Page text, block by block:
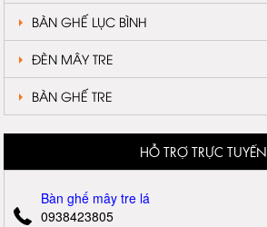
BÀN GHẾ LỤC BÌNH
ĐÈN MÂY TRE
BÀN GHẾ TRE
HỖ TRỢ TRỰC TUYẾN
Bàn ghế mây tre lá
0938423805